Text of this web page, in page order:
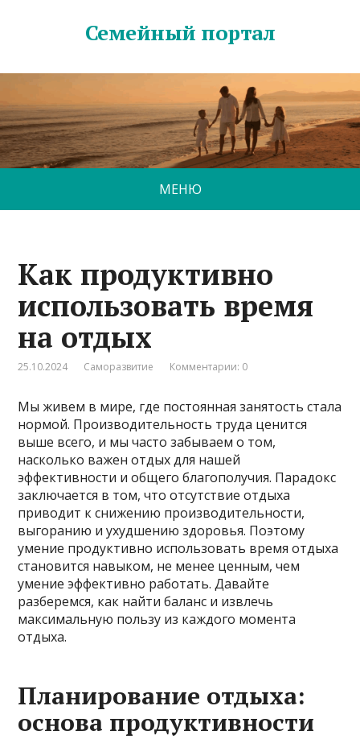
Семейный портал
МЕНЮ
Как продуктивно
использовать время
на отдых
25.10.2024 Саморазвитие Комментарии: 0
Мы живем в мире, где постоянная занятость стала
нормой. Производительность труда ценится
выше всего, и мы часто забываем о том,
насколько важен отдых для нашей
эффективности и общего благополучия. Парадокс
заключается в том, что отсутствие отдыха
приводит к снижению производительности,
выгоранию и ухудшению здоровья. Поэтому
умение продуктивно использовать время отдыха
становится навыком, не менее ценным, чем
умение эффективно работать. Давайте
разберемся, как найти баланс и извлечь
максимальную пользу из каждого момента
отдыха.
Планирование отдыха:
основа продуктивности